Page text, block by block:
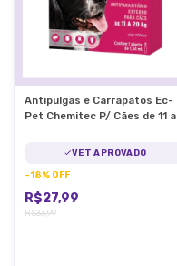
Antipulgas e Carrapatos Ec-
Pet Chemitec P/ Cães de 11 a
VET APROVADO
-18% OFF
R$27,99
R$33,99